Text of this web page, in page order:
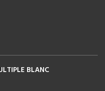
BLANC